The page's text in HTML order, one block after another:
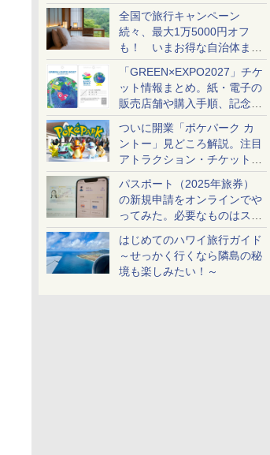
ど大型イベント目白押し！
全国で旅行キャンペーン
続々、最大1万5000円オフ
も！ いまお得な自治体まと
め
「GREEN×EXPO2027」チケ
ット情報まとめ。紙・電子の
販売店舗や購入手順、記念チ
ケットも解説
ついに開業「ポケパーク カ
ントー」見どころ解説。注目
アトラクション・チケット手
配・来場前に必要な準備は？
パスポート（2025年旅券）
の新規申請をオンラインでや
ってみた。必要なものはスマ
ホとマイナカードのみ
はじめてのハワイ旅行ガイド
～せっかく行くなら隣島の秘
境も楽しみたい！～